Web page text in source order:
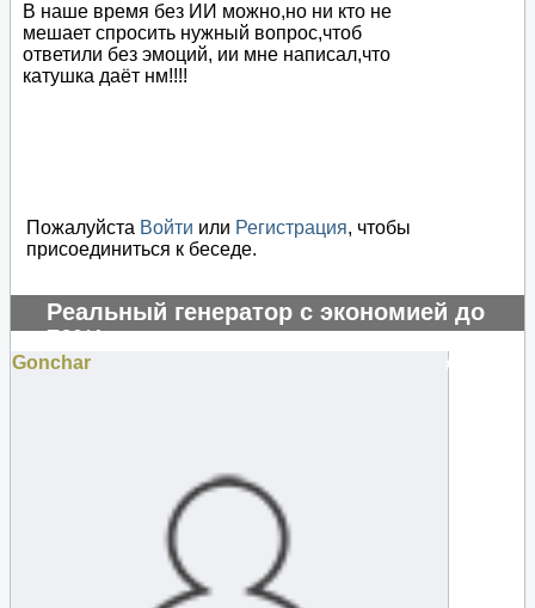
В наше время без ИИ можно,но ни кто не
мешает спросить нужный вопрос,чтоб
ответили без эмоций, ии мне написал,что
катушка даёт нм!!!!
Пожалуйста Войти или Регистрация, чтобы
присоединиться к беседе.
Реальный генератор с экономией до
70%!
#131259
Gonchar